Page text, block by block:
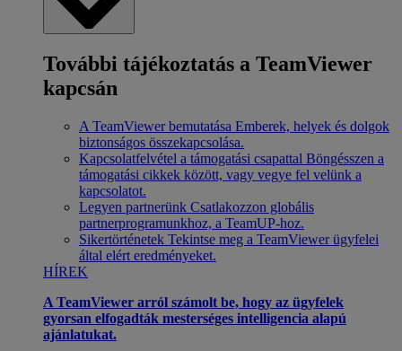
További tájékoztatás a TeamViewer
kapcsán
A TeamViewer bemutatása Emberek, helyek és dolgok
biztonságos összekapcsolása.
Kapcsolatfelvétel a támogatási csapattal Böngésszen a
támogatási cikkek között, vagy vegye fel velünk a
kapcsolatot.
Legyen partnerünk Csatlakozzon globális
partnerprogramunkhoz, a TeamUP-hoz.
Sikertörténetek Tekintse meg a TeamViewer ügyfelei
által elért eredményeket.
HÍREK
A TeamViewer arról számolt be, hogy az ügyfelek
gyorsan elfogadták mesterséges intelligencia alapú
ajánlatukat.